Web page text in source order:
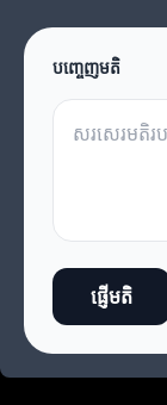
បញ្ចេញមតិ
ផ្ញើមតិ